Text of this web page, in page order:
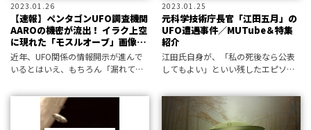
2023.01.26
【速報】ペンタゴンUFO調査機関
AAROの機密が流出！ イラク上空
に現れた「モスルオーブ」画像が
示す不可解な情報管理
近年、UFO関係の情報開示が進んで
いるとはいえ、もちろん「漏れては
出して世界を驚かせているのは、ま
さにそんな画像だった――！
2023.01.25
元科学技術庁長官「江田五月」の
UFO遭遇事件／MUTube＆特集
紹介
江田氏自身が、「私の死後なら公表
してもよい」といい残したエピソー
説。